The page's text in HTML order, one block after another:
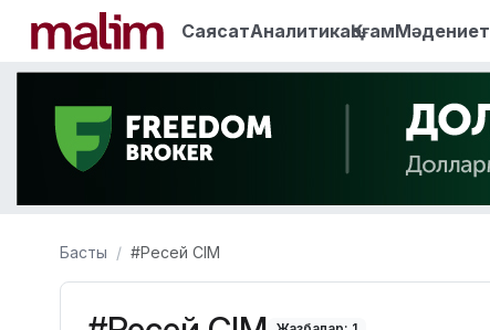
СаясатАналитикаҚоғамМәдениет
Басты #Ресей СІМ